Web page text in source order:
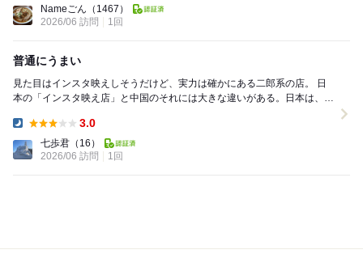
Nameごん （1467）
2026/06 訪問
1回
普通にうまい
見た目はインスタ映えしそうだけど、実力は確かにある二郎系の店。 日
本の「インスタ映え店」と中国のそれには大きな違いがある。日本は、看
3.0
七歩君 （16）
2026/06 訪問
1回